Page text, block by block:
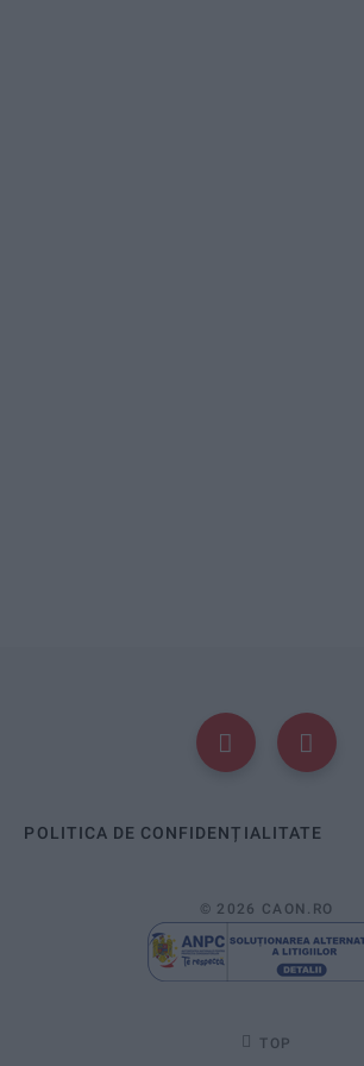
POLITICA DE CONFIDENȚIALITATE
© 2026 CAON.RO
TOP